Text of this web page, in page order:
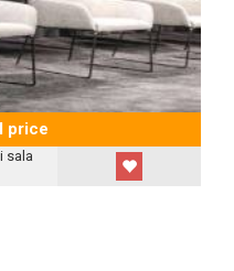
price
sala